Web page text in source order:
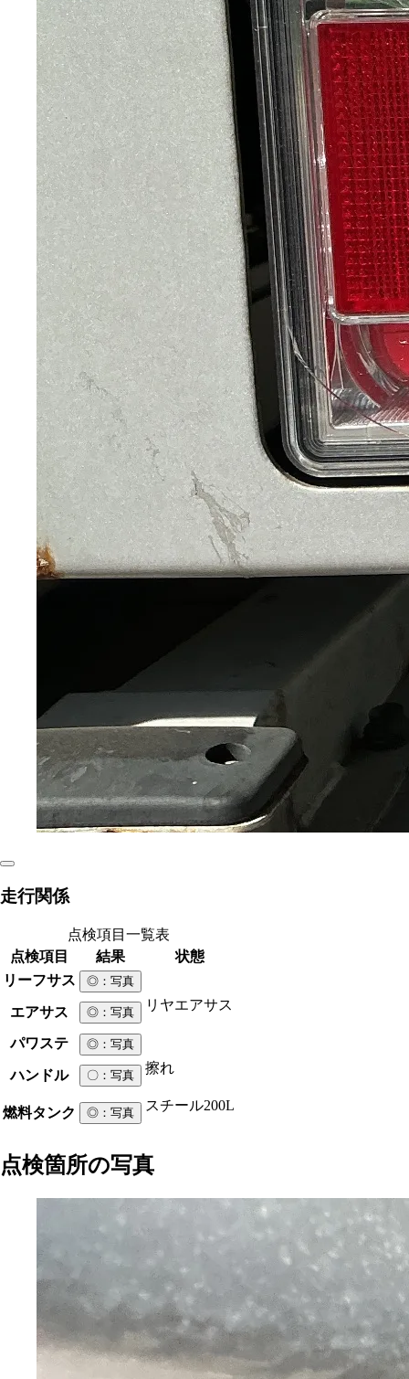
走行関係
点検項目一覧表
点検項目
結果
状態
リーフサス
◎ ：写真
エアサス ◎ ：写真 リヤエアサス
パワステ ◎ ：写真
ハンドル 〇 ：写真 擦れ
燃料タンク ◎ ：写真 スチール200L
点検箇所の写真